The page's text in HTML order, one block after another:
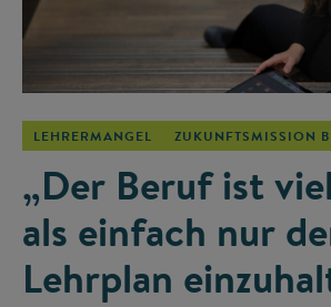
LEHRERMANGEL ZUKUNFTSMISSION
„Der Beruf ist
als einfach nur
Lehrplan